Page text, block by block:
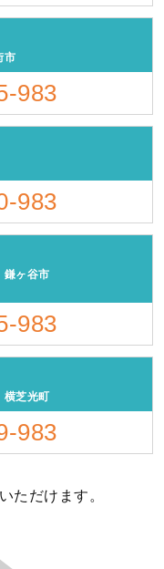
市
983
983
鎌ヶ谷市
983
横芝光町
983
ただけます。